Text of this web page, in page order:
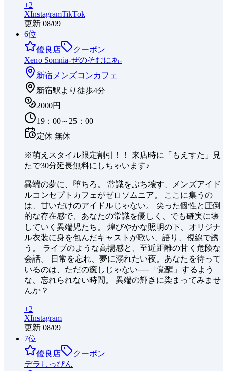
+2
XInstagramTikTok
更新 08/09
6位
優良店
クーポン
Xeno Somnia-ぜのそむにあ-
新宿 メンズコンカフェ
新宿駅より徒歩4分
2000円
19：00～25：00
定休 無休
※萌えスタイル限定割引！！ 来店時に「もえすた」見
たで30分延長無料にしちゃいます♪
異端の夢に、堕ちろ。 常識をぶち壊す、メンズアイド
ルコンセプトカフェがゼロソムニア。 ここに集うの
は、甘いだけのアイドルじゃない。 尖った個性と圧倒
的な存在感で、あなたの常識を優しく、でも確実に壊
していく異端児たち。 煌びやかな照明の下、オリジナ
ル衣装に身を包んだキャストが歌い、語り、視線で誘
う。 ライブのような高揚感と、至近距離の甘く危険な
会話。 日常を忘れ、夢に溺れたい夜。あなたを待って
いるのは、ただの癒しじゃない──「覚醒」するよう
な、忘れられない時間。 異端の輝きに染まってみませ
んか？
+2
XInstagram
更新 08/09
7位
優良店
クーポン
デラしっぴん